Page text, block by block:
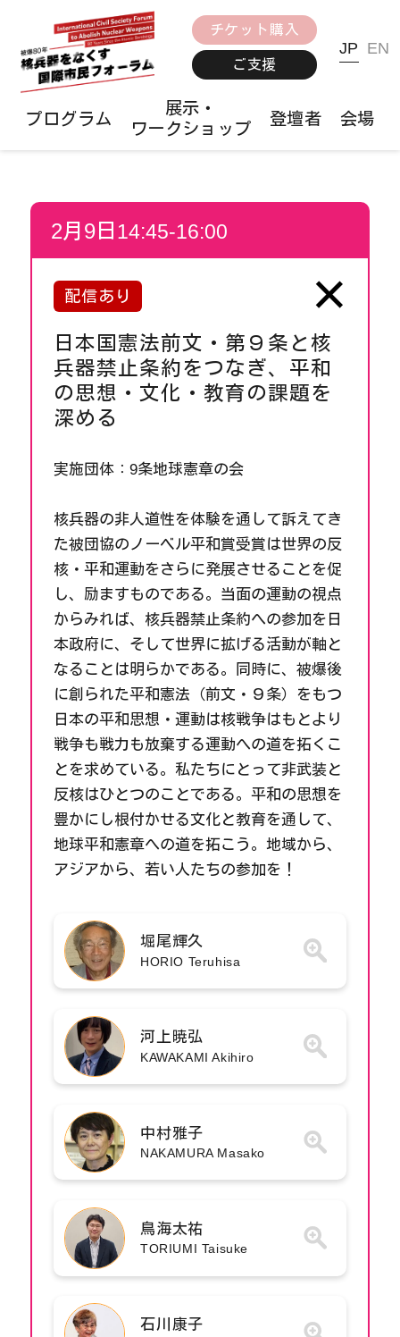
プログラム
展示・
ワークショップ
登壇者 会場
チケット購入
ご支援
JP EN
2月 9 日 14:45-16:00
配信あり
日本国憲法前文・第９条と核
兵器禁止条約をつなぎ、平和
の思想・文化・教育の課題を
深める
実施団体：9条地球憲章の会
核兵器の非人道性を体験を通して訴えてき
た被団協のノーベル平和賞受賞は世界の反
核・平和運動をさらに発展させることを促
し、励ますものである。当面の運動の視点
からみれば、核兵器禁止条約への参加を日
本政府に、そして世界に拡げる活動が軸と
なることは明らかである。同時に、被爆後
に創られた平和憲法（前文・９条）をもつ
日本の平和思想・運動は核戦争はもとより
戦争も戦力も放棄する運動への道を拓くこ
とを求めている。私たちにとって非武装と
反核はひとつのことである。平和の思想を
豊かにし根付かせる文化と教育を通して、
地球平和憲章への道を拓こう。地域から、
アジアから、若い人たちの参加を！
堀尾輝久
HORIO Teruhisa
河上暁弘
KAWAKAMI Akihiro
中村雅子
NAKAMURA Masako
鳥海太祐
TORIUMI Taisuke
石川康子
×